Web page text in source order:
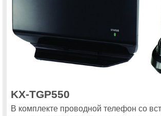
KX-TGP550
В комплекте проводной телефон со